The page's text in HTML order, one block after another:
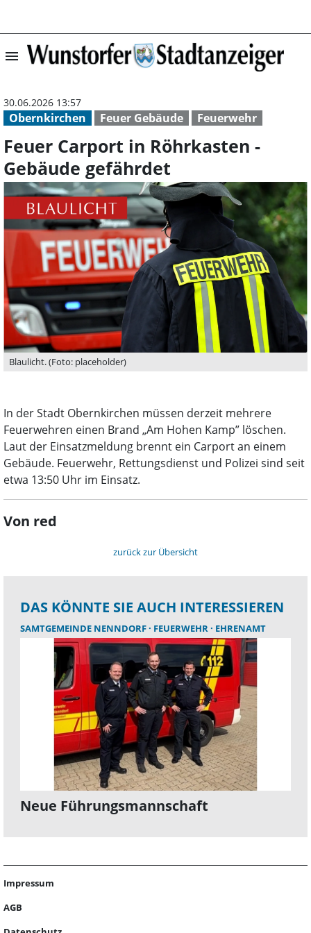
menu Feuer Carport
Obernkirchen Feuer Gebäude Feuerwehr
30.06.2026 13:57
Feuer Carport in Röhrkasten -
Gebäude gefährdet
Blaulicht. (Foto: placeholder)
In der Stadt Obernkirchen müssen derzeit mehrere
Feuerwehren einen Brand „Am Hohen Kamp” löschen.
Laut der Einsatzmeldung brennt ein Carport an einem
Gebäude. Feuerwehr, Rettungsdienst und Polizei sind seit
etwa 13:50 Uhr im Einsatz.
Von red
zurück zur Übersicht
DAS KÖNNTE SIE AUCH INTERESSIEREN
SAMTGEMEINDE NENNDORF FEUERWEHR EHRENAMT
Neue Führungsmannschaft
Impressum
AGB